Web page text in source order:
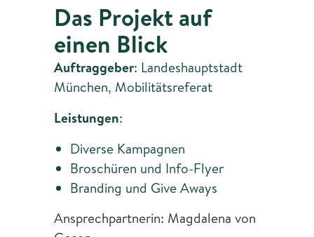
Das Projekt auf
einen Blick
Auftraggeber: Landeshauptstadt
München, Mobilitätsreferat
Leistungen:
Diverse Kampagnen
Broschüren und Info-Flyer
Branding und Give Aways
Ansprechpartnerin: Magdalena von